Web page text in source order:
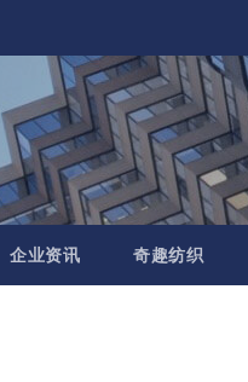
企业资讯 奇趣纺织